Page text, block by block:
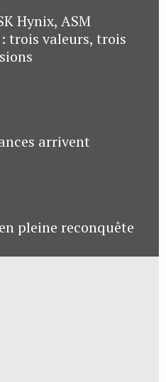
Hynix, ASM
trois valeurs, trois
arrivent
pleine reconquête